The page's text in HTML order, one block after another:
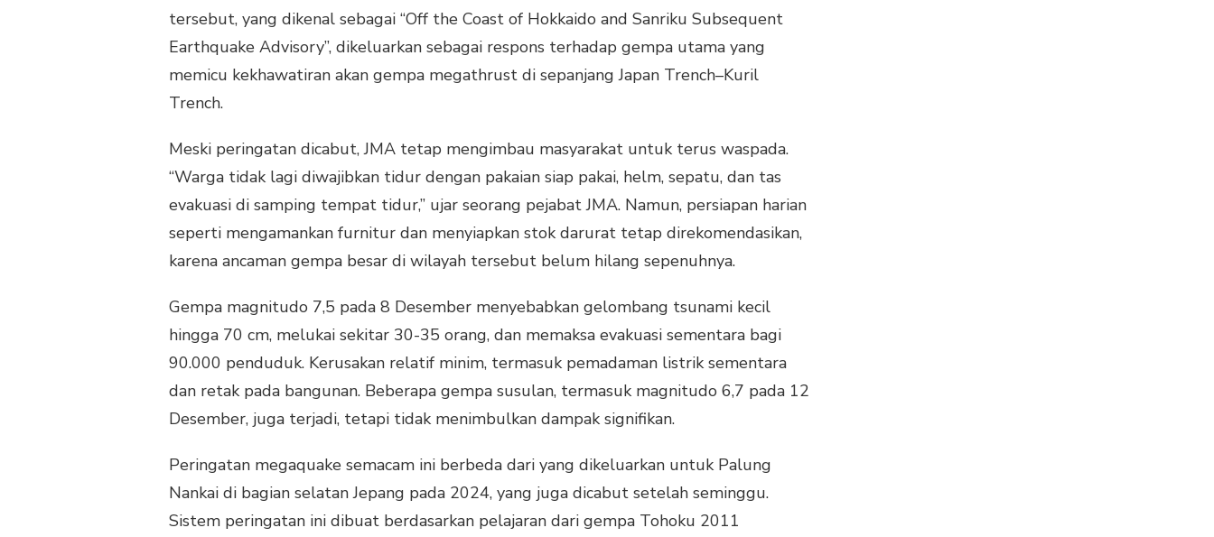
BESAR
WILAYAH
UTARA
SETELAH
tersebut, yang dikenal sebagai “Off the Coast of Hokkaido and Sanriku Subsequent
Earthquake Advisory”, dikeluarkan sebagai respons terhadap gempa utama yang
memicu kekhawatiran akan gempa megathrust di sepanjang Japan Trench–Kuril
Trench.
Meski peringatan dicabut, JMA tetap mengimbau masyarakat untuk terus waspada.
“Warga tidak lagi diwajibkan tidur dengan pakaian siap pakai, helm, sepatu, dan tas
evakuasi di samping tempat tidur,” ujar seorang pejabat JMA. Namun, persiapan harian
seperti mengamankan furnitur dan menyiapkan stok darurat tetap direkomendasikan,
karena ancaman gempa besar di wilayah tersebut belum hilang sepenuhnya.
Gempa magnitudo 7,5 pada 8 Desember menyebabkan gelombang tsunami kecil
hingga 70 cm, melukai sekitar 30-35 orang, dan memaksa evakuasi sementara bagi
90.000 penduduk. Kerusakan relatif minim, termasuk pemadaman listrik sementara
dan retak pada bangunan. Beberapa gempa susulan, termasuk magnitudo 6,7 pada 12
Desember, juga terjadi, tetapi tidak menimbulkan dampak signifikan.
Peringatan megaquake semacam ini berbeda dari yang dikeluarkan untuk Palung
Nankai di bagian selatan Jepang pada 2024, yang juga dicabut setelah seminggu.
Sistem peringatan ini dibuat berdasarkan pelajaran dari gempa Tohoku 2011